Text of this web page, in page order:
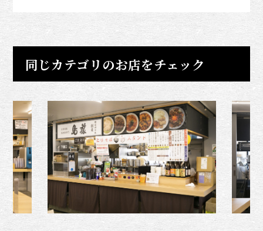
同じカテゴリのお店をチェック